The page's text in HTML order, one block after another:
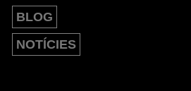
BLOG
NOTÍCIES